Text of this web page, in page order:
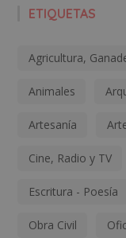
ETIQUETAS
Agricultura,
Animales
Artesanía
Cine, Radio y TV
Escritura - Poesía
Obra Civil